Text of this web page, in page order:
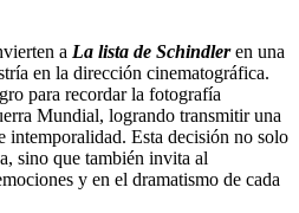
a La lista de Schindleren una
en la dirección cinematográfica.
para recordar la fotografía
Mundial, logrando transmitir una
intemporalidad. Esta decisión no solo
sino que también invita al
y en el dramatismo de cada